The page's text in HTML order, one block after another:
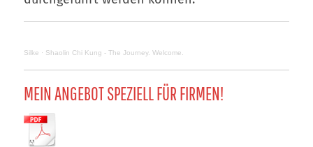
Silke · Shaolin Chi Kung - The Journey. Welcome.
MEIN ANGEBOT SPEZIELL FÜR FIRMEN!